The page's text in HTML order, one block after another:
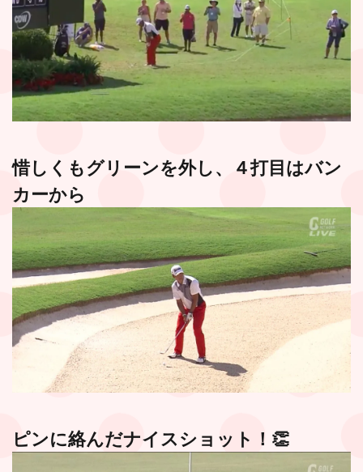
惜しくもグリーンを外し、４打目はバン
カーから
ピンに絡んだナイスショット！👏